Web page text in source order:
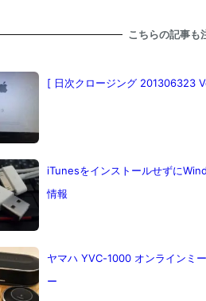
こちらの記事も
[ 日次クロージング 201306323
iTunesをインストールせずに
情報
ヤマハ YVC-1000 オンラインミ
ー